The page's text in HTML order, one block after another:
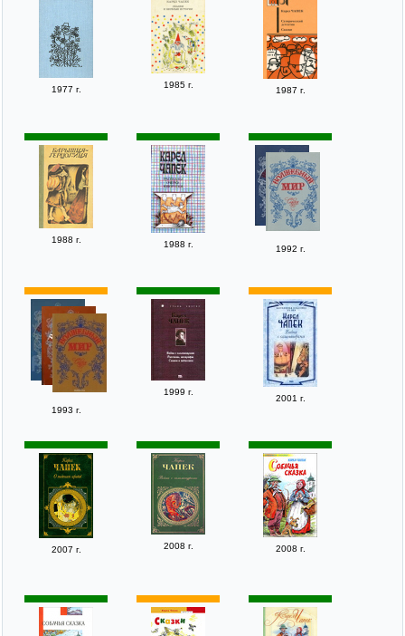
1977 г. 1985 г.
1987 г.
1988 г. 1988 г. 1992 г.
1993 г.
1999 г.
2001 г.
2007 г. 2008 г. 2008 г.